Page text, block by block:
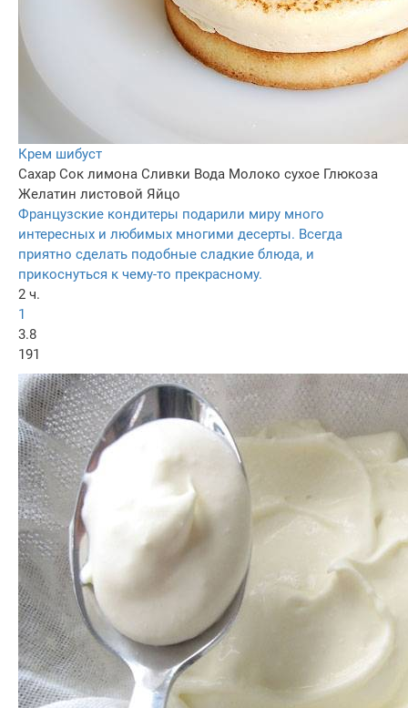
Крем шибуст
Сахар Сок лимона Сливки Вода Молоко сухое Глюкоза
Желатин листовой Яйцо
Французские кондитеры подарили миру много
интересных и любимых многими десерты. Всегда
приятно сделать подобные сладкие блюда, и
прикоснуться к чему-то прекрасному.
2 ч.
1
3.8
191